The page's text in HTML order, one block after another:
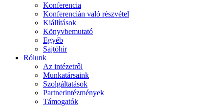
Konferencia
Konferencián való részvétel
Kiállítások
Könyvbemutató
Egyéb
Sajtóhír
Rólunk
Az intézetről
Munkatársaink
Szolgáltatások
Partnerintézmények
Támogatók